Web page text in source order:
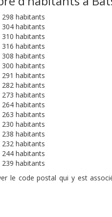
298 habitants
304 habitants
310 habitants
316 habitants
308 habitants
300 habitants
291 habitants
282 habitants
273 habitants
264 habitants
263 habitants
230 habitants
238 habitants
232 habitants
244 habitants
239 habitants
le code postal qui y est